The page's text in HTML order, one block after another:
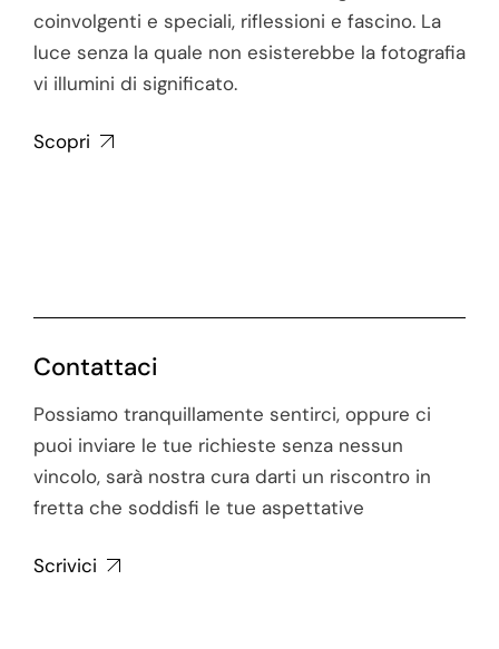
coinvolgenti e speciali, riflessioni e fascino. La
luce senza la quale non esisterebbe la fotografia
vi illumini di significato.
Scopri
Contattaci
Possiamo tranquillamente sentirci, oppure ci
puoi inviare le tue richieste senza nessun
vincolo, sarà nostra cura darti un riscontro in
fretta che soddisfi le tue aspettative
Scrivici